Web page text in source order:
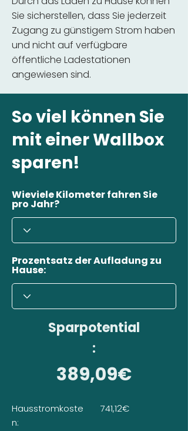
Sie sicherstellen, dass Sie jederzeit
Zugang zu günstigem Strom haben
und nicht auf verfügbare
öffentliche Ladestationen
angewiesen sind.
So viel können Sie
mit einer Wallbox
sparen!
Wieviele Kilometer fahren Sie
pro Jahr?
Prozentsatz der Aufladung zu
Hause:
Sparpotential
:
389,09€
Hausstromkoste
n:
741,12€